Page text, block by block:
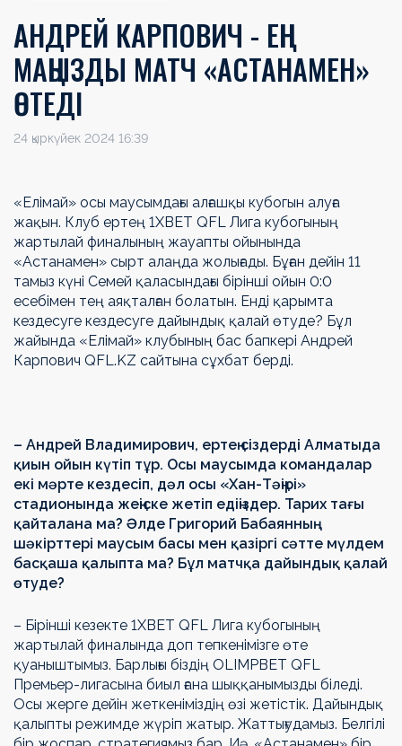
АНДРЕЙ КАРПОВИЧ - ЕҢ
МАҢЫЗДЫ МАТЧ «АСТАНАМЕН»
ӨТЕДІ
24 қыркүйек 2024 16:39
«Елімай» осы маусымдағы алғашқы кубогын алуға
жақын. Клуб ертең 1ХВЕТ QFL Лига кубогының
жартылай финалының жауапты ойынында
«Астанамен» сырт алаңда жолығады. Бұған дейін 11
тамыз күні Семей қаласындағы бірінші ойын 0:0
есебімен тең аяқталған болатын. Енді қарымта
кездесуге кездесуге дайындық қалай өтуде? Бұл
жайында «Елімай» клубының бас бапкері Андрей
Карпович QFL.KZ сайтына сұхбат берді.
– Андрей Владимирович, ертең сіздерді Алматыда
қиын ойын күтіп тұр. Осы маусымда командалар
екі мәрте кездесіп, дәл осы «Хан-Тәңірі»
стадионында жеңіске жетіп едіңіздер. Тарих тағы
қайталана ма? Әлде Григорий Бабаянның
шәкірттері маусым басы мен қазіргі сәтте мүлдем
басқаша қалыпта ма? Бұл матчқа дайындық қалай
өтуде?
– Бірінші кезекте 1ХВЕТ QFL Лига кубогының
жартылай финалында доп тепкенімізге өте
қуаныштымыз. Барлығы біздің OLIMPBET QFL
Премьер-лигасына биыл ғана шыққанымызды біледі.
Осы жерге дейін жеткеніміздің өзі жетістік. Дайындық
қалыпты режимде жүріп жатыр. Жаттығудамыз. Белгілі